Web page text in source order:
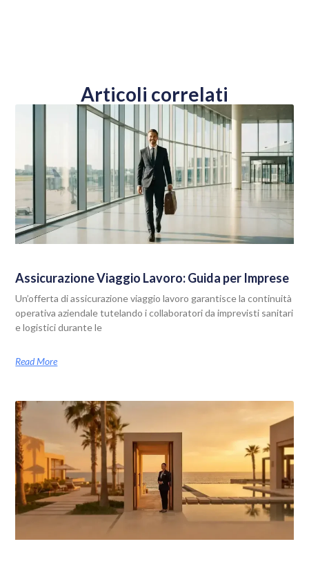
Articoli correlati
Assicurazione Viaggio Lavoro: Guida per Imprese
Un’offerta di assicurazione viaggio lavoro garantisce la continuità
operativa aziendale tutelando i collaboratori da imprevisti sanitari
e logistici durante le
Read More